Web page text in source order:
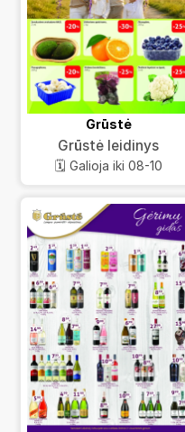
Grūstė
Grūstė leidinys
🗓️ Galioja iki 08-10